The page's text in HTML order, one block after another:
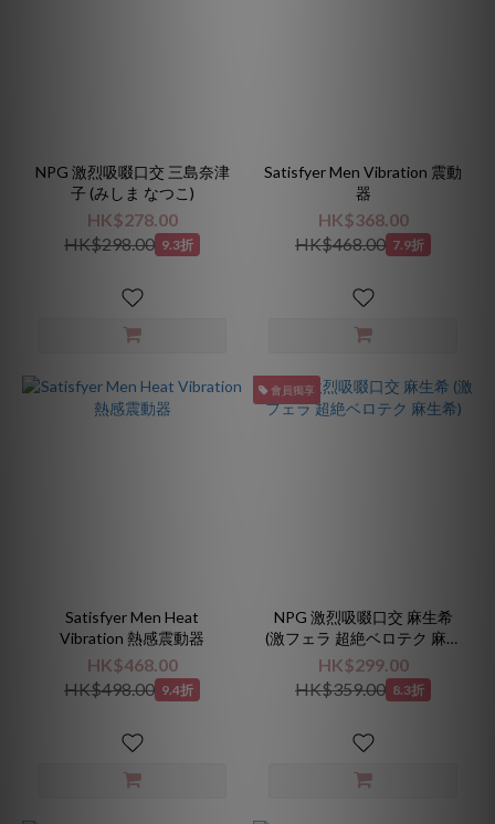
NPG 激烈吸啜口交 三島奈津
子 (みしま なつこ)
HK$278.00
HK$298.00 9.3折
Satisfyer Men Vibration 震動
器
HK$368.00
HK$468.00 7.9折
Satisfyer Men Heat
Vibration 熱感震動器
HK$468.00
HK$498.00 9.4折
會員獨享
NPG 激烈吸啜口交 麻生希
(激フェラ 超絶ベロテク 麻生
希)
HK$299.00
HK$359.00 8.3折